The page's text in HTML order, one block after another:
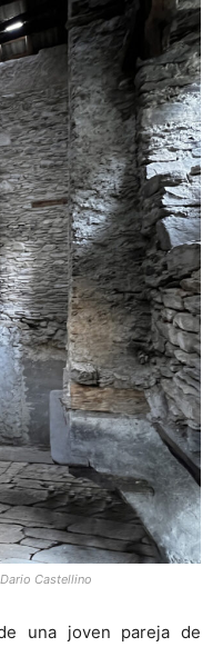
Castellino
una joven pareja de